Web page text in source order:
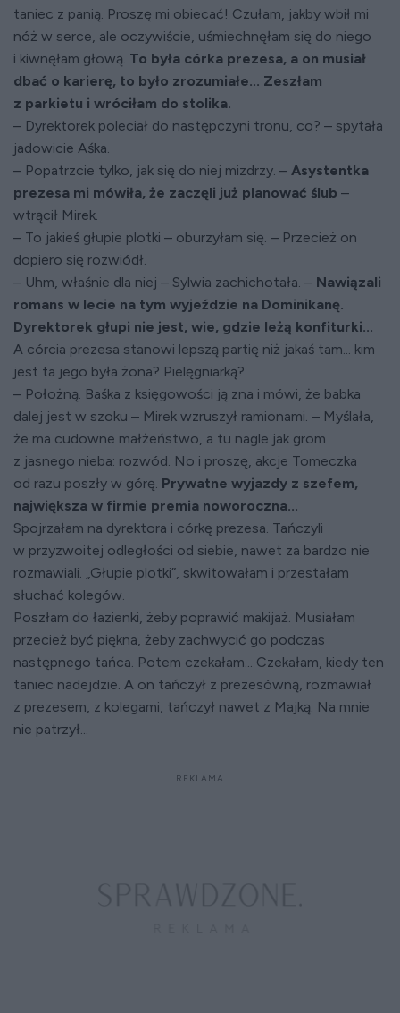
taniec z panią. Proszę mi obiecać! Czułam, jakby wbił mi
nóż w serce, ale oczywiście, uśmiechnęłam się do niego
i kiwnęłam głową. To była córka prezesa, a on musiał
dbać o karierę, to było zrozumiałe... Zeszłam
z parkietu i wróciłam do stolika.
– Dyrektorek poleciał do następczyni tronu, co? – spytała
jadowicie Aśka.
– Popatrzcie tylko, jak się do niej mizdrzy. – Asystentka
prezesa mi mówiła, że zaczęli już planować ślub –
wtrącił Mirek.
– To jakieś głupie plotki – oburzyłam się. – Przecież on
dopiero się rozwiódł.
– Uhm, właśnie dla niej – Sylwia zachichotała. – Nawiązali
romans w lecie na tym wyjeździe na Dominikanę.
Dyrektorek głupi nie jest, wie, gdzie leżą konfiturki...
A córcia prezesa stanowi lepszą partię niż jakaś tam... kim
jest ta jego była żona? Pielęgniarką?
– Położną. Baśka z księgowości ją zna i mówi, że babka
dalej jest w szoku – Mirek wzruszył ramionami. – Myślała,
że ma cudowne małżeństwo, a tu nagle jak grom
z jasnego nieba: rozwód. No i proszę, akcje Tomeczka
od razu poszły w górę. Prywatne wyjazdy z szefem,
największa w firmie premia noworoczna...
Spojrzałam na dyrektora i córkę prezesa. Tańczyli
w przyzwoitej odległości od siebie, nawet za bardzo nie
rozmawiali. „Głupie plotki”, skwitowałam i przestałam
słuchać kolegów.
Poszłam do łazienki, żeby poprawić makijaż. Musiałam
przecież być piękna, żeby zachwycić go podczas
następnego tańca. Potem czekałam... Czekałam, kiedy ten
taniec nadejdzie. A on tańczył z prezesówną, rozmawiał
z prezesem, z kolegami, tańczył nawet z Majką. Na mnie
nie patrzył...